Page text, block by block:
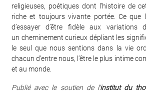
religieuses, poétiques dont l’histoire de
riche et toujours vivante portée. Ce que
d’essayer d’être fidèle aux
un cheminement curieux dépliant les
le seul que nous sentions dans la vie
chacun d’entre nous, l’être le plus intime
et au monde.
Publié avec le soutien de l'institut du